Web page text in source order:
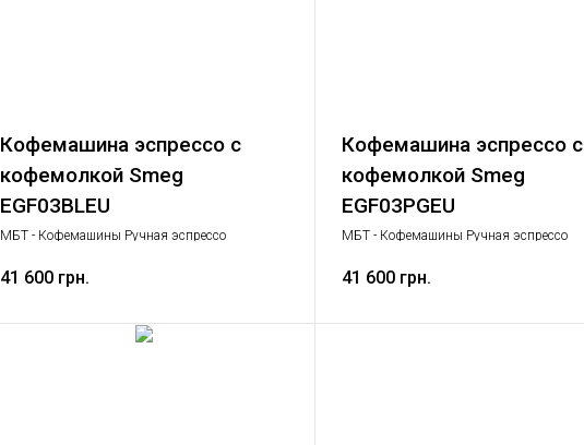
Кофемашина эспрессо с
кофемолкой Smeg
EGF03BLEU
МБТ - Кофемашины Ручная эспрессо
41 600 грн.
Кофемашина эспрессо с
кофемолкой Smeg
EGF03PGEU
МБТ - Кофемашины Ручная эспрессо
41 600 грн.